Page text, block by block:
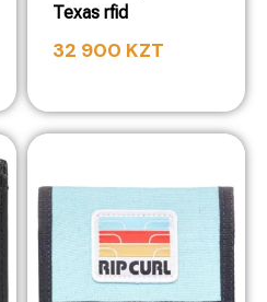
Texas rfid
32 900 KZT